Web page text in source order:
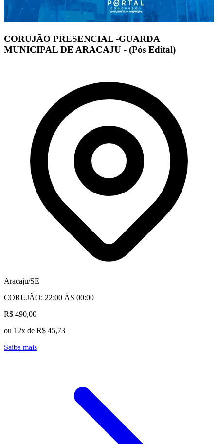
CORUJÃO PRESENCIAL -GUARDA
MUNICIPAL DE ARACAJU - (Pós Edital)
Aracaju/SE
CORUJÃO: 22:00 ÀS 00:00
R$ 490,00
ou 12x de R$ 45,73
Saiba mais